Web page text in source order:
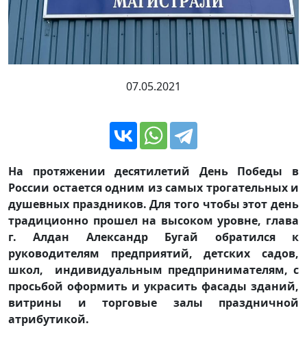
07.05.2021
На протяжении десятилетий День Победы в
России остается одним из самых трогательных и
душевных праздников. Для того чтобы этот день
традиционно прошел на высоком уровне, глава
г. Алдан Александр Бугай обратился к
руководителям предприятий, детских садов,
школ, индивидуальным предпринимателям, с
просьбой оформить и украсить фасады зданий,
витрины и торговые залы праздничной
атрибутикой.